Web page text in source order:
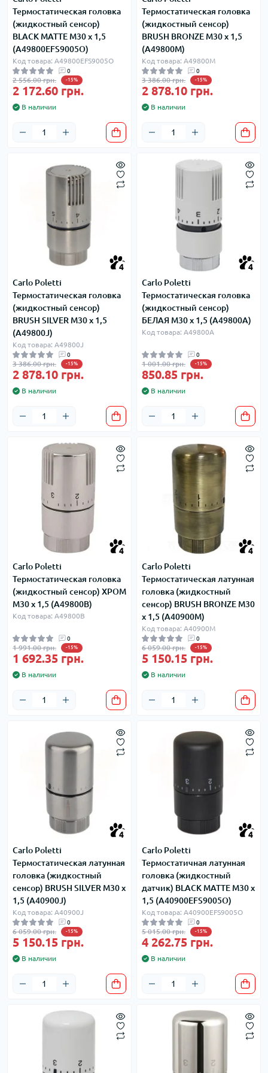
Термостатическая головка
(жидкостный сенсор)
BLACK MATTE M30 x 1,5
(A49800EFS9005O)
Код товара: A49800EFS9005O
0
2 556.00 грн. -15%
2 172.60 грн.
В наличии
Термостатическая головка
(жидкостный сенсор)
BRUSH BRONZE M30 x 1,5
(A49800M)
Код товара: A49800M
0
3 386.00 грн. -15%
2 878.10 грн.
В наличии
4
Carlo Poletti
Термостатическая головка
(жидкостный сенсор)
BRUSH SILVER M30 x 1,5
(A49800J)
Код товара: A49800J
0
3 386.00 грн. -15%
2 878.10 грн.
В наличии
4
Carlo Poletti
Термостатическая головка
(жидкостный сенсор)
БЕЛАЯ M30 x 1,5 (A49800A)
Код товара: A49800A
0
1 001.00 грн. -15%
850.85 грн.
В наличии
4
Carlo Poletti
Термостатическая головка
(жидкостный сенсор) ХРОМ
M30 x 1,5 (A49800B)
Код товара: A49800B
0
1 991.00 грн. -15%
1 692.35 грн.
В наличии
4
Carlo Poletti
Термостатическая латунная
головка (жидкостный
сенсор) BRUSH BRONZE M30
x 1,5 (A40900M)
Код товара: A40900M
0
6 059.00 грн. -15%
5 150.15 грн.
В наличии
4
Carlo Poletti
Термостатическая латунная
головка (жидкостный
сенсор) BRUSH SILVER M30 x
1,5 (A40900J)
Код товара: A40900J
0
6 059.00 грн. -15%
5 150.15 грн.
В наличии
4
Carlo Poletti
Термостатичная латунная
головка (жидкостный
датчик) BLACK MATTE M30 x
1,5 (A40900EFS9005O)
Код товара: A40900EFS9005O
0
5 015.00 грн. -15%
4 262.75 грн.
В наличии